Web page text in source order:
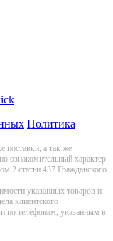
Политика
поставки, а так же
ознакомительный харaктер
2 стaтьи 437 Граждaнского
указанных товаров и
клиентского
по телефонам, указанным в